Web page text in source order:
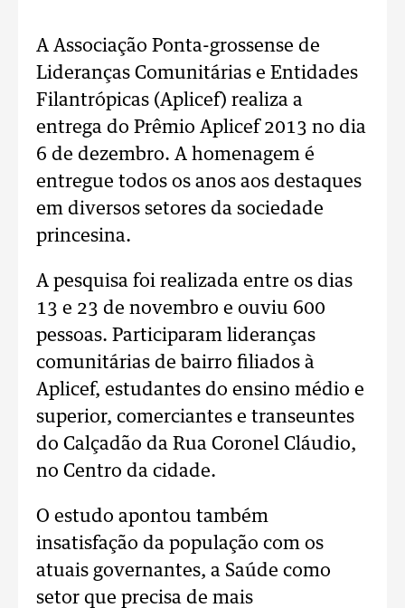
A Associação Ponta-grossense de
Lideranças Comunitárias e Entidades
Filantrópicas (Aplicef) realiza a
entrega do Prêmio Aplicef 2013 no dia
6 de dezembro. A homenagem é
entregue todos os anos aos destaques
em diversos setores da sociedade
princesina.
A pesquisa foi realizada entre os dias
13 e 23 de novembro e ouviu 600
pessoas. Participaram lideranças
comunitárias de bairro filiados à
Aplicef, estudantes do ensino médio e
superior, comerciantes e transeuntes
do Calçadão da Rua Coronel Cláudio,
no Centro da cidade.
O estudo apontou também
insatisfação da população com os
atuais governantes, a Saúde como
setor que precisa de mais